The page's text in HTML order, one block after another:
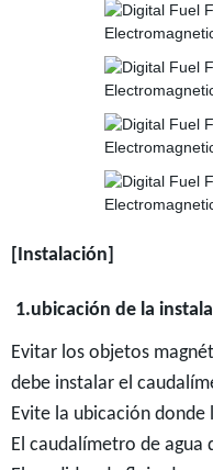
[Instalación]
1.ubicación de la
Evitar los objetos
debe instalar el
Evite la ubicación
El caudalímetro de agua